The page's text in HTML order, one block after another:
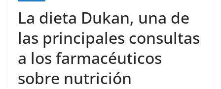
La dieta Dukan, una de
las principales consultas
a los farmacéuticos
sobre nutrición